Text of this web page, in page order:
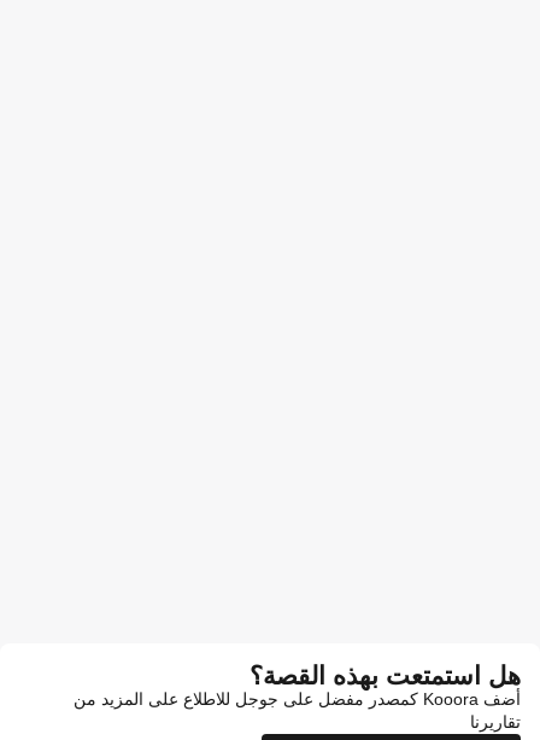
هل استمتعت بهذه القصة؟
أضف Kooora كمصدر مفضل على جوجل للاطلاع على المزيد من
تقاريرنا